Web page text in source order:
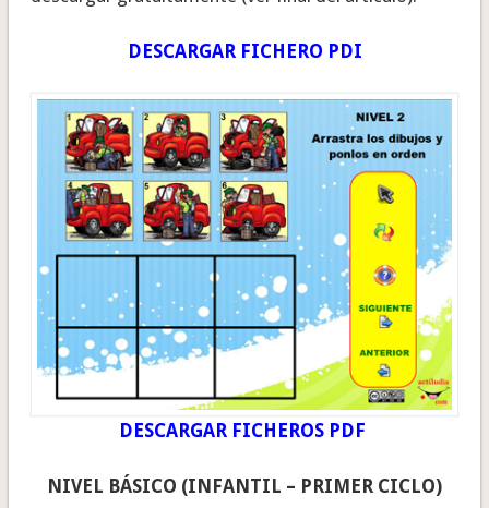
DESCARGAR FICHERO PDI
DESCARGAR FICHEROS PDF
NIVEL BÁSICO (INFANTIL – PRIMER CICLO)